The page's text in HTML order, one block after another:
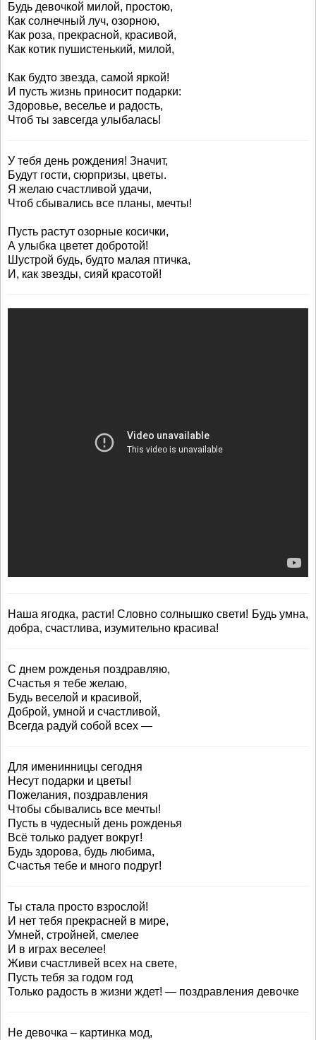
Будь девочкой милой, простою,
Как солнечный луч, озорною,
Как роза, прекрасной, красивой,
Как котик пушистенький, милой,
Как будто звезда, самой яркой!
И пусть жизнь приносит подарки:
Здоровье, веселье и радость,
Чтоб ты завсегда улыбалась!
У тебя день рождения! Значит,
Будут гости, сюрпризы, цветы.
Я желаю счастливой удачи,
Чтоб сбывались все планы, мечты!
Пусть растут озорные косички,
А улыбка цветет добротой!
Шустрой будь, будто малая птичка,
И, как звезды, сияй красотой!
Наша ягодка, расти! Словно солнышко свети! Будь умна,
добра, счастлива, изумительно красива!
С днем рожденья поздравляю,
Счастья я тебе желаю,
Будь веселой и красивой,
Доброй, умной и счастливой,
Всегда радуй собой всех —
Для именинницы сегодня
Несут подарки и цветы!
Пожелания, поздравления
Чтобы сбывались все мечты!
Пусть в чудесный день рожденья
Всё только радует вокруг!
Будь здорова, будь любима,
Счастья тебе и много подруг!
Ты стала просто взрослой!
И нет тебя прекрасней в мире,
Умней, стройней, смелее
И в играх веселее!
Живи счастливей всех на свете,
Пусть тебя за годом год
Только радость в жизни ждет! — поздравления девочке
Не девочка – картинка мод,